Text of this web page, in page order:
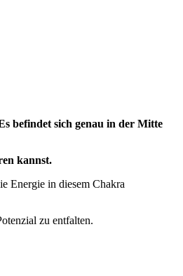
befindet sich genau in der Mitte
kannst.
Energie in diesem Chakra
zu entfalten.